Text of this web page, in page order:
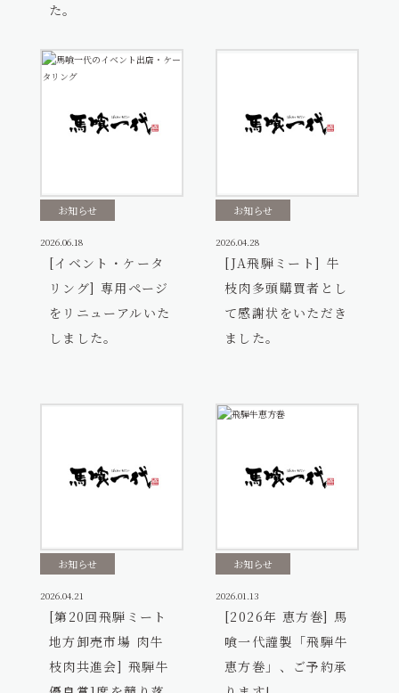
た。
お知らせ
2026.06.18
[イベント・ケータ
リング] 専用ページ
をリニューアルいた
しました。
お知らせ
2026.04.28
[JA飛騨ミート] 牛
枝肉多頭購買者とし
て感謝状をいただき
ました。
お知らせ
2026.04.21
[第20回飛騨ミート
地方卸売市場 肉牛
枝肉共進会] 飛騨牛
お知らせ
2026.01.13
[2026年 恵方巻] 馬
喰一代謹製「飛騨牛
恵方巻」、ご予約承